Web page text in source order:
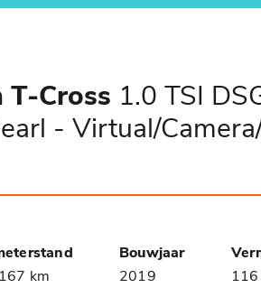
Cross 1.0 TSI
- Virtual/
Bouwjaar
km 2019